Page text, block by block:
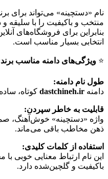
نام «دستچینه» می‌تواند برای
منتخب و باکیفیت را با سلیقه
بنابراین برای فروشگاه‌های
انتخابی بسیار مناسب است.
⭐️ ویژگی‌های دامنه مناسب
طول نام دامنه:
دامنه dastchineh.ir کوتاه،
قابلیت به خاطر سپردن:
واژه «دستچینه» خوش‌آهنگ،
ذهن مخاطب باقی می‌ماند.
استفاده از کلمات کلیدی:
این نام ارتباط معنایی
باکیفیت و گلچین‌شده دارد.